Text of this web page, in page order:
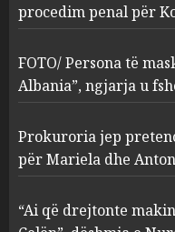
3
procedim penal për
FOTO/ Persona të
Albania”, ngjarja u
Prokuroria jep
për Mariela dhe
“Ai që drejtonte